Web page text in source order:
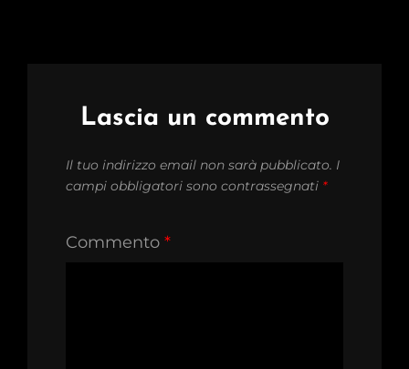
Lascia un commento
Il tuo indirizzo email non sarà pubblicato. I
campi obbligatori sono contrassegnati *
Commento *